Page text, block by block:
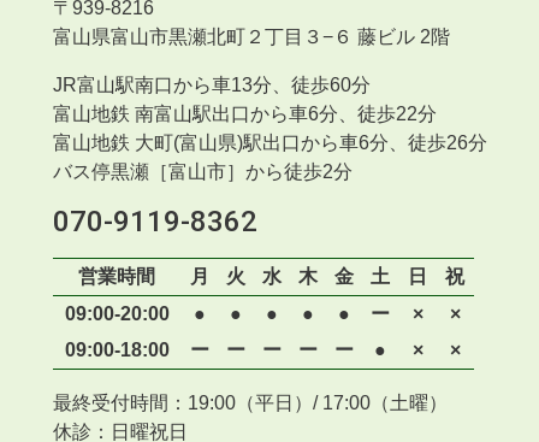
〒 939-8216
富山県富山市黒瀬北町２丁目３−６ 藤ビル 2階
JR富山駅南口から車13分、徒歩60分
富山地鉄 南富山駅出口から車6分、徒歩22分
富山地鉄 大町(富山県)駅出口から車6分、徒歩26分
バス停黒瀬［富山市］から徒歩2分
070-9119-8362
営業時間 月 火 水 木 金 土 日
祝
09:00-20:00
● ● ● ● ● ー ×
×
09:00-18:00
ー ー ー ー ー ● × ×
最終受付時間：19:00（平日）/ 17:00（土曜）
休診：日曜祝日